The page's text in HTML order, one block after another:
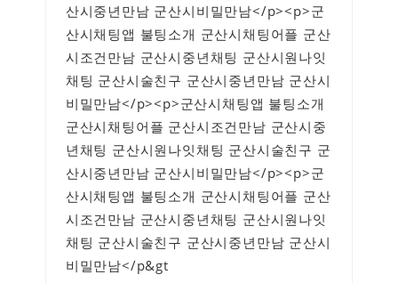
산시중년만남 군산시비밀만남</p><p>군
산시채팅앱 불팅소개 군산시채팅어플 군산
시조건만남 군산시중년채팅 군산시원나잇
채팅 군산시술친구 군산시중년만남 군산시
비밀만남</p><p>군산시채팅앱 불팅소개
군산시채팅어플 군산시조건만남 군산시중
년채팅 군산시원나잇채팅 군산시술친구 군
산시중년만남 군산시비밀만남</p><p>군
산시채팅앱 불팅소개 군산시채팅어플 군산
시조건만남 군산시중년채팅 군산시원나잇
채팅 군산시술친구 군산시중년만남 군산시
비밀만남</p&gt